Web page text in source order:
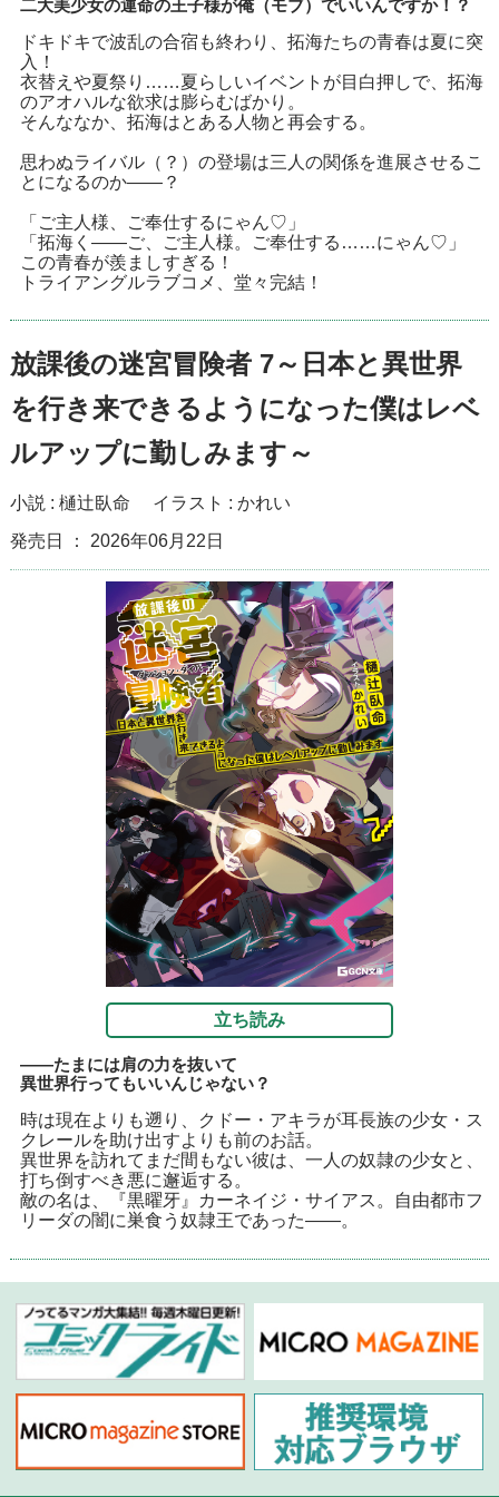
二大美少女の運命の王子様が俺（モブ）でいいんですか！？
ドキドキで波乱の合宿も終わり、拓海たちの青春は夏に突
入！
衣替えや夏祭り……夏らしいイベントが目白押しで、拓海
のアオハルな欲求は膨らむばかり。
そんななか、拓海はとある人物と再会する。
思わぬライバル（？）の登場は三人の関係を進展させるこ
とになるのか――？
「ご主人様、ご奉仕するにゃん♡」
「拓海く――ご、ご主人様。ご奉仕する……にゃん♡」
この青春が羨ましすぎる！
トライアングルラブコメ、堂々完結！
放課後の迷宮冒険者 7～日本と異世界
を行き来できるようになった僕はレベ
ルアップに勤しみます～
小説 : 樋辻臥命 イラスト : かれい
発売日 ： 2026年06月22日
立ち読み
――たまには肩の力を抜いて
異世界行ってもいいんじゃない？
時は現在よりも遡り、クドー・アキラが耳長族の少女・ス
クレールを助け出すよりも前のお話。
異世界を訪れてまだ間もない彼は、一人の奴隷の少女と、
打ち倒すべき悪に邂逅する。
敵の名は、『黒曜牙』カーネイジ・サイアス。自由都市フ
リーダの闇に巣食う奴隷王であった――。